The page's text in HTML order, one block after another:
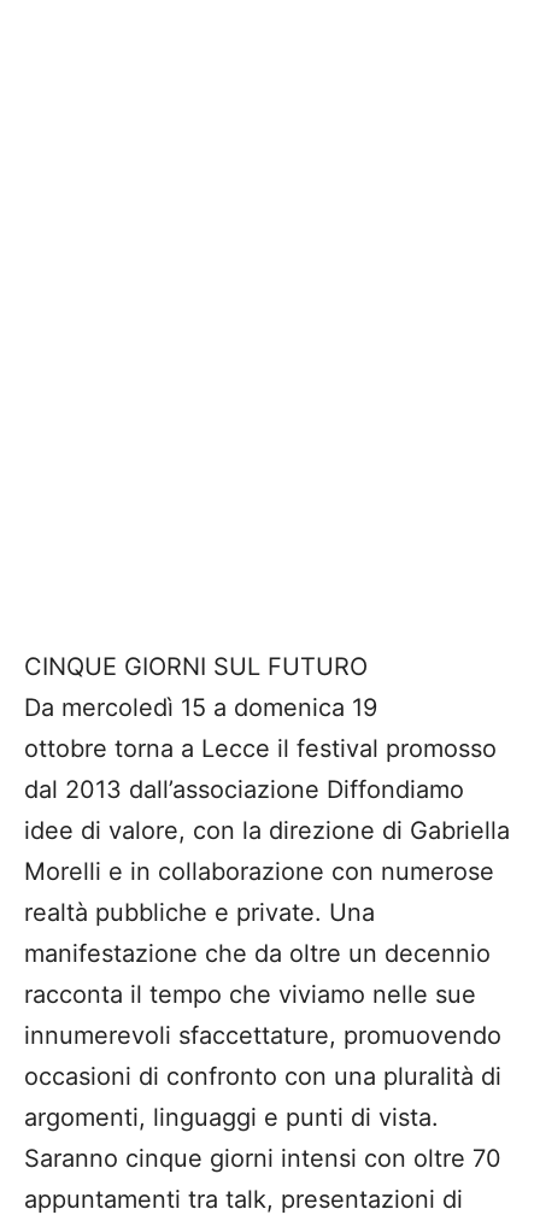
CINQUE GIORNI SUL FUTURO
Da mercoledì 15 a domenica 19
ottobre torna a Lecce il festival promosso
dal 2013 dall’associazione Diffondiamo
idee di valore, con la direzione di Gabriella
Morelli e in collaborazione con numerose
realtà pubbliche e private. Una
manifestazione che da oltre un decennio
racconta il tempo che viviamo nelle sue
innumerevoli sfaccettature, promuovendo
occasioni di confronto con una pluralità di
argomenti, linguaggi e punti di vista.
Saranno cinque giorni intensi con oltre 70
appuntamenti tra talk, presentazioni di